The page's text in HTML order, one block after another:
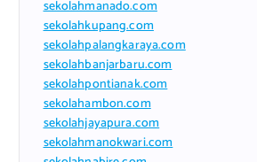
sekolahmanado.com
sekolahkupang.com
sekolahpalangkaraya.com
sekolahbanjarbaru.com
sekolahpontianak.com
sekolahambon.com
sekolahjayapura.com
sekolahmanokwari.com